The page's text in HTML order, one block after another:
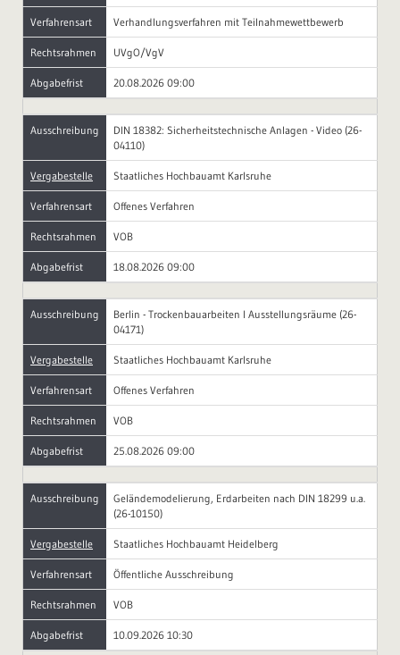
Verfahrensart Verhandlungsverfahren mit Teilnahmewettbewerb
Rechtsrahmen UVgO/VgV
Abgabefrist 20.08.2026 09:00
Ausschreibung
DIN 18382: Sicherheitstechnische Anlagen - Video (26-
04110)
Vergabestelle Staatliches Hochbauamt Karlsruhe
Verfahrensart Offenes Verfahren
Rechtsrahmen VOB
Abgabefrist 18.08.2026 09:00
Ausschreibung
Berlin - Trockenbauarbeiten I Ausstellungsräume (26-
04171)
Vergabestelle Staatliches Hochbauamt Karlsruhe
Verfahrensart Offenes Verfahren
Rechtsrahmen VOB
Abgabefrist 25.08.2026 09:00
Ausschreibung
Geländemodelierung, Erdarbeiten nach DIN 18299 u.a.
(26-10150)
Vergabestelle Staatliches Hochbauamt Heidelberg
Verfahrensart Öffentliche Ausschreibung
Rechtsrahmen VOB
Abgabefrist 10.09.2026 10:30